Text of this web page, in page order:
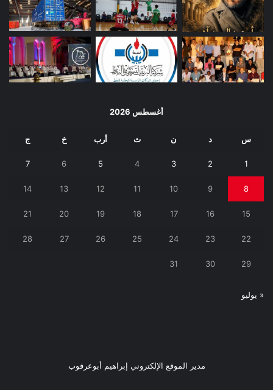
أغسطس 2026
س د ن ث أرب خ ج
1
2
3
4
5
6
7
8
9
10
11
12
13
14
15
16
17
18
19
20
21
22
23
24
25
26
27
28
29
30
31
« يوليو
مدير الموقع الإلكتروني إبراهيم أبوعرقوب